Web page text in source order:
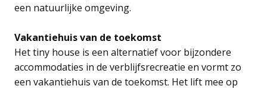
een natuurlijke omgeving.
Vakantiehuis van de toekomst
Het tiny house is een alternatief voor bijzondere
accommodaties in de verblijfsrecreatie en vormt zo
een vakantiehuis van de toekomst. Het lift mee op